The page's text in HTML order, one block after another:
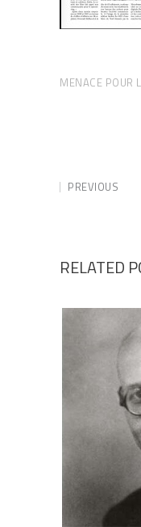
MENACE POUR
PREVIOUS
RELATED